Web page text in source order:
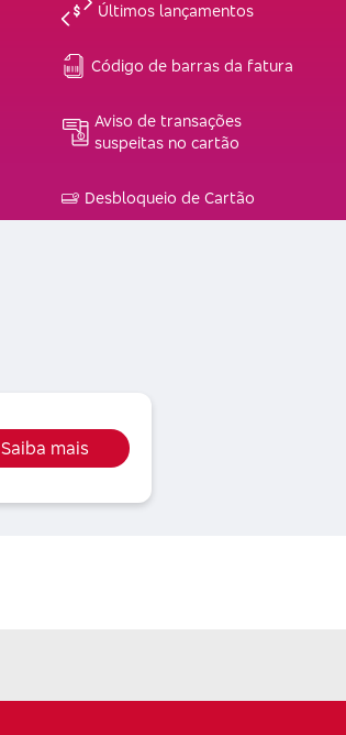
Últimos lançamentos
Código de barras da fatura
Aviso de transações
suspeitas no cartão
Desbloqueio de Cartão
Saiba mais